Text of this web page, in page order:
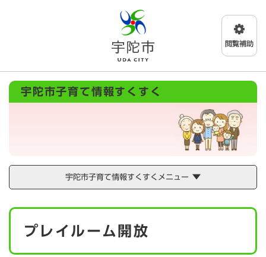
メニューを飛ばして本文へ
宇陀市子育て情報すくすく
宇陀市子育て情報すくすくメニュー
本
プレイルーム開放